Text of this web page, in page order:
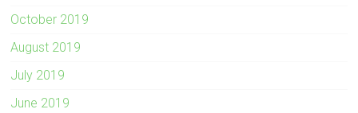
October 2019
August 2019
July 2019
June 2019